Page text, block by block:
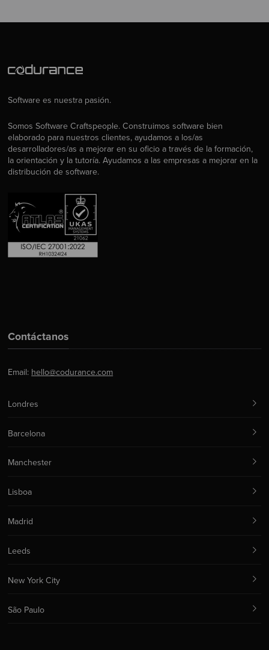
Software es nuestra pasión.
Somos Software Craftspeople. Construimos software bien
elaborado para nuestros clientes, ayudamos a los/as
desarrolladores/as a mejorar en su oficio a través de la formación,
la orientación y la tutoría. Ayudamos a las empresas a mejorar en la
distribución de software.
Contáctanos
Email: hello@codurance.com
Londres
Barcelona
Manchester
Lisboa
Madrid
Leeds
New York City
São Paulo